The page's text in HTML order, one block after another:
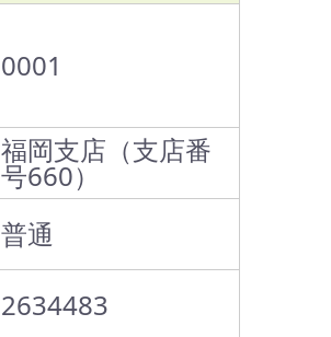
0001
福岡支店（支店番
号660）
普通
2634483